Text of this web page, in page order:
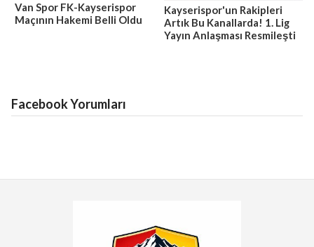
Van Spor FK-Kayserispor
Maçının Hakemi Belli Oldu
Kayserispor'un Rakipleri
Artık Bu Kanallarda! 1. Lig
Yayın Anlaşması Resmileşti
Facebook Yorumları